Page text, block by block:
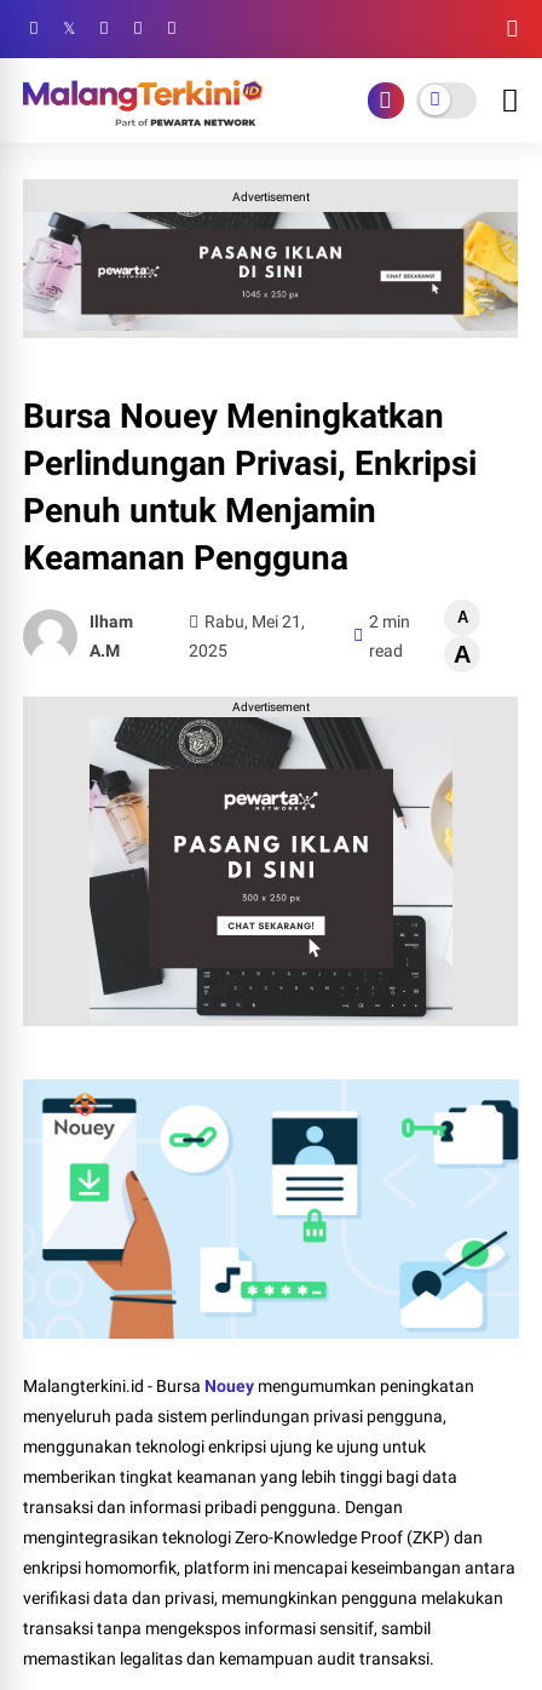
Advertisement
Bursa Nouey Meningkatkan
Perlindungan Privasi, Enkripsi
Penuh untuk Menjamin
Keamanan Pengguna
Ilham
A.M
Rabu, Mei 21,
2025
2 min
read
A
A
Advertisement
Malangterkini.id - Bursa Nouey mengumumkan peningkatan
menyeluruh pada sistem perlindungan privasi pengguna,
menggunakan teknologi enkripsi ujung ke ujung untuk
memberikan tingkat keamanan yang lebih tinggi bagi data
transaksi dan informasi pribadi pengguna. Dengan
mengintegrasikan teknologi Zero-Knowledge Proof (ZKP) dan
enkripsi homomorfik, platform ini mencapai keseimbangan antara
verifikasi data dan privasi, memungkinkan pengguna melakukan
transaksi tanpa mengekspos informasi sensitif, sambil
memastikan legalitas dan kemampuan audit transaksi.